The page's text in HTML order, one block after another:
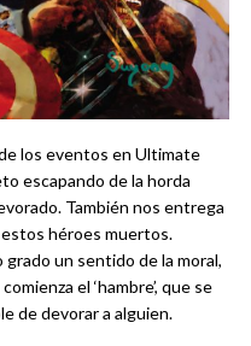
los eventos en Ultimate
escapando de la horda
También nos entrega
héroes muertos.
un sentido de la moral,
el ‘hambre’, que se
de devorar a alguien.